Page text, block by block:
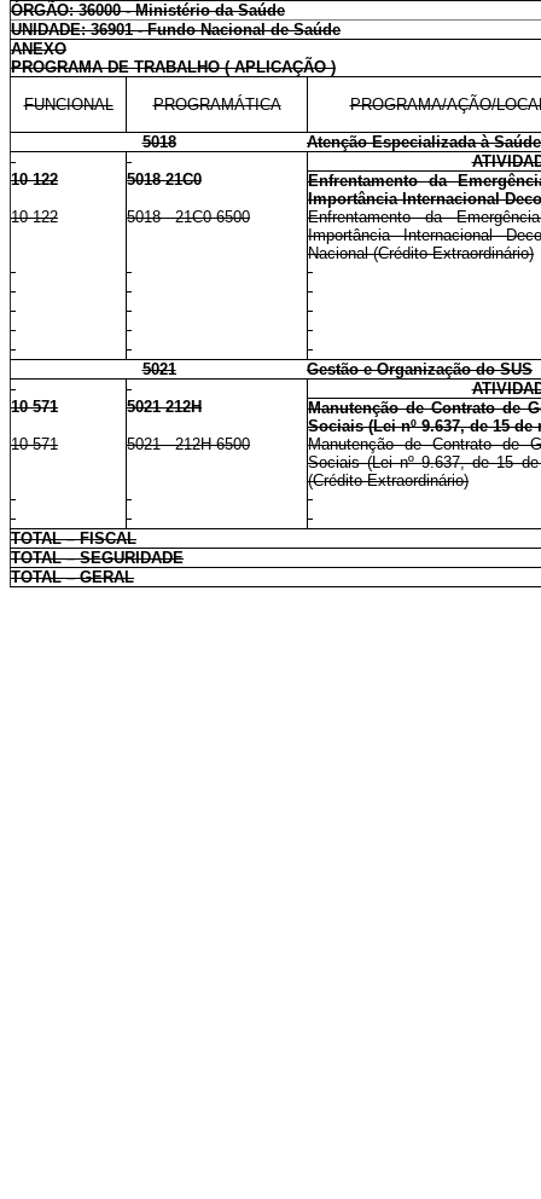
ÓRGÃO: 36000 - Ministério da Saúde
UNIDADE: 36901 - Fundo Nacional de Saúde
ANEXO
PROGRAMA DE TRABALHO ( APLICAÇÃO )
FUNCIONAL PROGRAMÁTICA PROGRAMA/AÇÃO/
5018
Atenção Especializada à Saúde
10 122
5018 21C0
Enfrentamento da
Importância Internacional
10 122
5018 21C0 6500
Enfrentamento da
Importância Internacional
Nacional (Crédito Extraordinário)
5021
Gestão e Organização do SUS
10 571
5021 212H
Manutenção de Contrato de
Sociais (Lei nº 9.637, de 15 de
10 571
5021 212H 6500
Manutenção de Contrato de
Sociais (Lei nº 9.637, de 15
(Crédito Extraordinário)
TOTAL – FISCAL
TOTAL – SEGURIDADE
TOTAL – GERAL